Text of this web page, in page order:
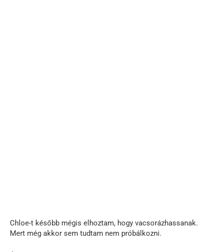
Chloe-t később mégis elhoztam, hogy vacsorázhassanak.
Mert még akkor sem tudtam nem próbálkozni.